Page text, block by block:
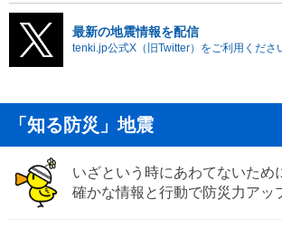
最新の地震情報を配信
tenki.jp公式X（旧Twitter）をご利用くださ
「知る防災」地震
いざという時にあわてないため
確かな情報と行動で防災力アッ